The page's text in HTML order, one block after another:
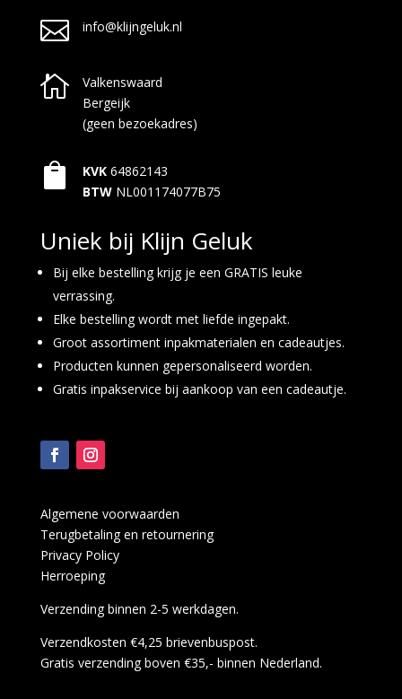
 info@klijngeluk.nl

Valkenswaard
Bergeijk
(geen bezoekadres)
 KVK 64862143
BTW NL001174077B75
Uniek bij Klijn Geluk
Bij elke bestelling krijg je een GRATIS leuke
verrassing.
Elke bestelling wordt met liefde ingepakt.
Groot assortiment inpakmaterialen en cadeautjes.
Producten kunnen gepersonaliseerd worden.
Gratis inpakservice bij aankoop van een cadeautje.
Algemene voorwaarden
Terugbetaling en retournering
Privacy Policy
Herroeping
Verzending binnen 2-5 werkdagen.
Verzendkosten €4,25 brievenbuspost.
Gratis verzending boven €35,- binnen Nederland.